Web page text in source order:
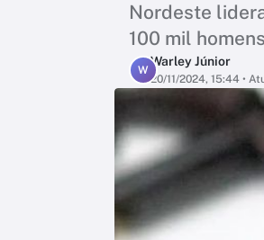
Nordeste
100 mil homens
W
Warley Júnior
20/11/2024, 15:44 •